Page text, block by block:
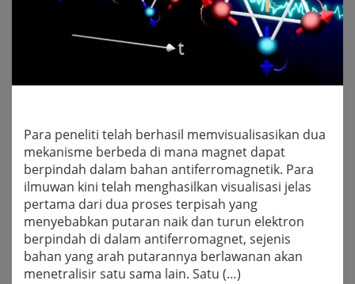
Para peneliti telah berhasil memvisualisasikan dua
mekanisme berbeda di mana magnet dapat
berpindah dalam bahan antiferromagnetik. Para
ilmuwan kini telah menghasilkan visualisasi jelas
pertama dari dua proses terpisah yang
menyebabkan putaran naik dan turun elektron
berpindah di dalam antiferromagnet, sejenis
bahan yang arah putarannya berlawanan akan
menetralisir satu sama lain. Satu (…)